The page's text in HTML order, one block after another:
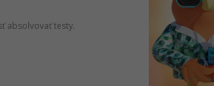
absolvovať testy.